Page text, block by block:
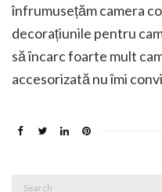
înfrumusețăm camera
decorațiunile pentru
să încarc foarte mult
accesorizată nu îmi